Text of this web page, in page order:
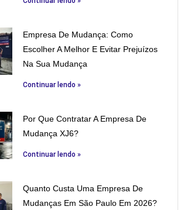
Empresa De Mudança: Como
Escolher A Melhor E Evitar Prejuízos
Na Sua Mudança
Continuar lendo »
Por Que Contratar A Empresa De
Mudança XJ6?
Continuar lendo »
Quanto Custa Uma Empresa De
Mudanças Em São Paulo Em 2026?